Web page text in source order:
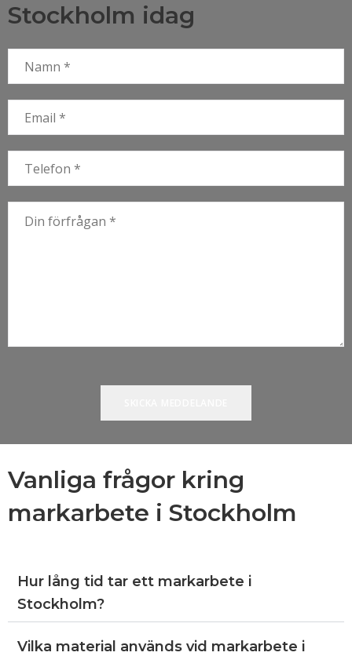
Stockholm idag
Vanliga frågor kring
markarbete i Stockholm
Hur lång tid tar ett markarbete i
Stockholm?
Vilka material används vid markarbete i